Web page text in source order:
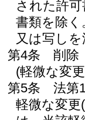
された許
書類を除く
又は写し
第4条
削除
(軽微な変
第5条
法第
軽微な変更